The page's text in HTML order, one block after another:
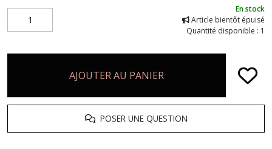
En stock
Article bientôt épuisé
Quantité disponible : 1
AJOUTER AU PANIER
POSER UNE QUESTION